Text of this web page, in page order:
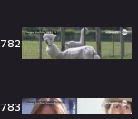
782
783